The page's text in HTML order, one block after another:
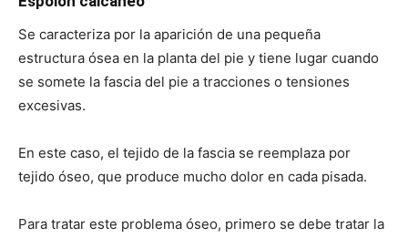
Se caracteriza por la aparición de una pequeña
estructura ósea en la planta del pie y tiene lugar cuando
se somete la fascia del pie a tracciones o tensiones
excesivas.
En este caso, el tejido de la fascia se reemplaza por
tejido óseo, que produce mucho dolor en cada pisada.
Para tratar este problema óseo, primero se debe tratar la